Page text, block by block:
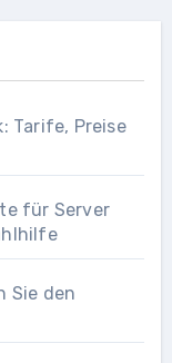
Tarife, Preise
für Server
Sie den